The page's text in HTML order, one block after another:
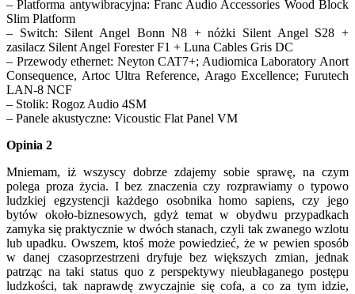
– Platforma antywibracyjna: Franc Audio Accessories Wood Block
Slim Platform
– Switch: Silent Angel Bonn N8 + nóżki Silent Angel S28 +
zasilacz Silent Angel Forester F1 + Luna Cables Gris DC
– Przewody ethernet: Neyton CAT7+; Audiomica Laboratory Anort
Consequence, Artoc Ultra Reference, Arago Excellence; Furutech
LAN-8 NCF
– Stolik: Rogoz Audio 4SM
– Panele akustyczne: Vicoustic Flat Panel VM
Opinia 2
Mniemam, iż wszyscy dobrze zdajemy sobie sprawę, na czym
polega proza życia. I bez znaczenia czy rozprawiamy o typowo
ludzkiej egzystencji każdego osobnika homo sapiens, czy jego
bytów około-biznesowych, gdyż temat w obydwu przypadkach
zamyka się praktycznie w dwóch stanach, czyli tak zwanego wzlotu
lub upadku. Owszem, ktoś może powiedzieć, że w pewien sposób
w danej czasoprzestrzeni dryfuje bez większych zmian, jednak
patrząc na taki status quo z perspektywy nieubłaganego postępu
ludzkości, tak naprawdę zwyczajnie się cofa, a co za tym idzie,